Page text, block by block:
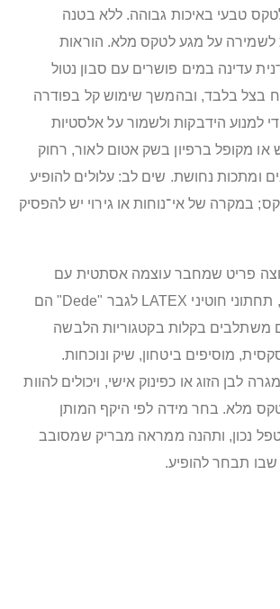
100% לטקס טבעי באיכות גבוהה. ללא בטנה
לשמירה על מגע לטקס מלא. הוראות
עדינה במים פושרים עם סבון נטול
בצל בלבד, ובהמשך שימוש קל בפודרה
למנוע הידבקות ולשמור על אלסטיות
או מקופל ברפיון בשק אטום לאור, רחוק
ומתכות נחושת. שים לב: עלולים להופיע
במקרה של אי־נוחות או גירוי יש להפסיק
פריט שמחבר עוצמה אסתטית עם
נוחות פונקציונלית, תחתוני חוטיני LATEX לגבר "Dede" הם
משתלבים בקלות בקטגוריות הלבשה
מוסיפים ביטחון, שיק ונוכחות.
לבן הזוג או כפינוק אישי, ויכולים להוות
מלא. בחר מידה לפי היקף המותן
נכון, ותהנה ממראה מבריק שמסובב
תבחר להופיע.